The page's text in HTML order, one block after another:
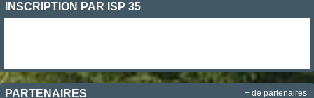
INSCRIPTION PAR ISP 35
PARTENAIRES + de partenaires